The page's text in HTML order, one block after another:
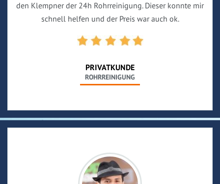
den Klempner der 24h Rohrreinigung. Dieser konnte mir
schnell helfen und der Preis war auch ok.
PRIVATKUNDE
ROHRREINIGUNG